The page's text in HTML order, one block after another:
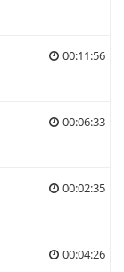
00:11:56
00:06:33
00:02:35
00:04:26